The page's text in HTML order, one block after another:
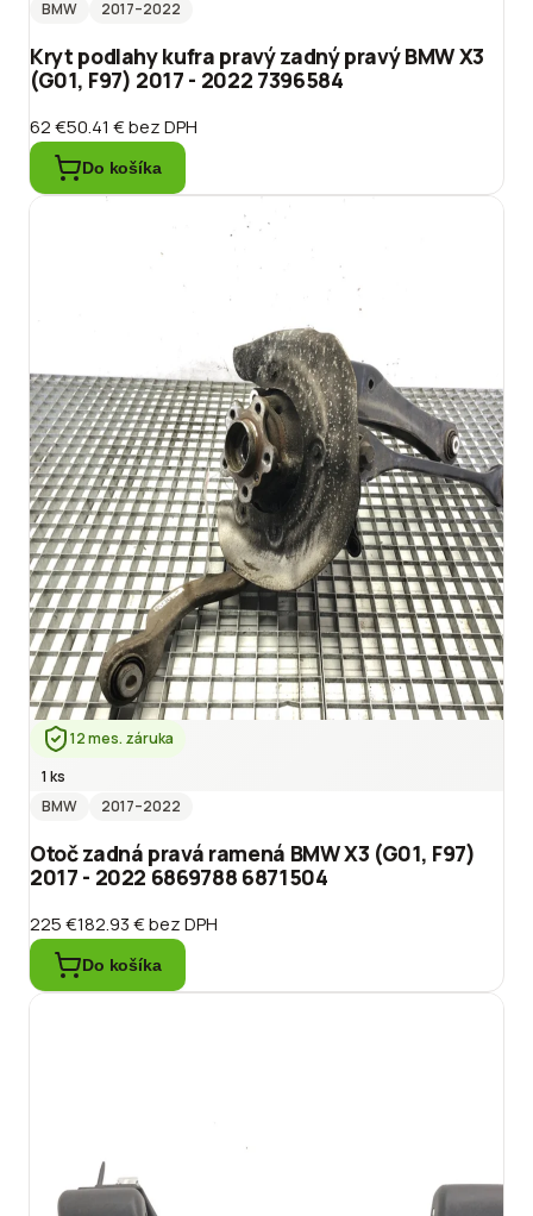
BMW
2017–2022
Kryt podlahy kufra pravý zadný pravý BMW X3
(G01, F97) 2017 - 2022 7396584
62 €50.41 €bez DPH
Do košíka
12 mes. záruka
1 ks
BMW
2017–2022
Otoč zadná pravá ramená BMW X3 (G01, F97)
2017 - 2022 6869788 6871504
225 €182.93 €bez DPH
Do košíka